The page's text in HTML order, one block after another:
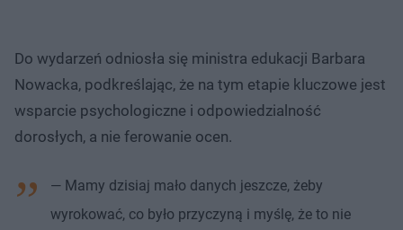
Do wydarzeń odniosła się ministra edukacji Barbara
Nowacka, podkreślając, że na tym etapie kluczowe jest
wsparcie psychologiczne i odpowiedzialność
dorosłych, a nie ferowanie ocen.
— Mamy dzisiaj mało danych jeszcze, żeby
wyrokować, co było przyczyną i myślę, że to nie